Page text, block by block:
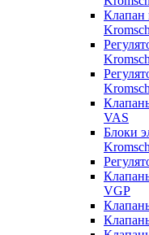
Клапан
VAS
Блоки
VGP